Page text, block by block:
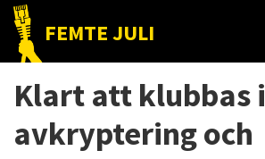
Hoppa
huvudnavigering
Hoppa
huvudinnehåll
Hoppa
det
primära
FEMTE JULI
Nätet
till
folket!
Klart att klubbas i
avkryptering och